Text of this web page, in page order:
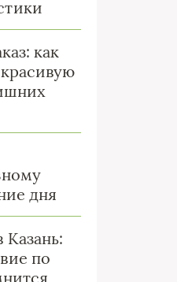
как
дня
по